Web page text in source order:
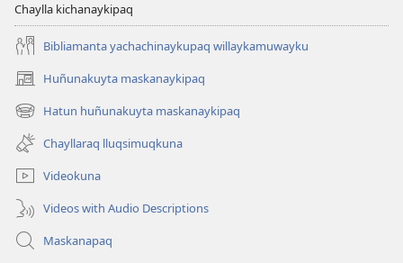
Chaylla kichanaykipaq
Bibliamanta yachachinaykupaq willaykamuwayku
Huñunakuyta maskanaykipaq
(abre
una
nueva
ventana)
Hatun huñunakuyta maskanaykipaq
(abre
una
nueva
ventana)
Chayllaraq lluqsimuqkuna
Videokuna
Videos with Audio Descriptions
Maskanapaq